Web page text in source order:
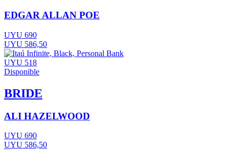
EDGAR ALLAN POE
UYU 690
UYU 586,50
UYU 518
Disponible
BRIDE
ALI HAZELWOOD
UYU 690
UYU 586,50